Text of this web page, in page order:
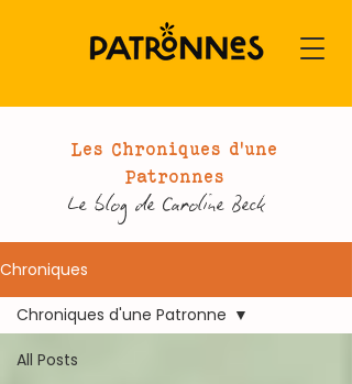
Les Chroniques d'une
Patronnes
Le blog de Caroline Beck
Chroniques
All Posts
Chroniques d'une Patronne